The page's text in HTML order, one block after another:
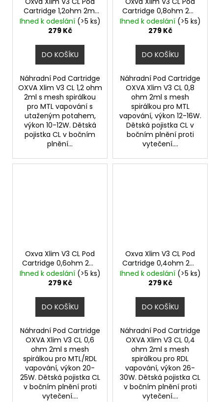
Cartridge 1,2ohm 2ml
3ks
Ihned k odeslání (>5 ks)
279 Kč
DO KOŠÍKU
Náhradní Pod Cartridge
OXVA Xlim V3 CL 1,2 ohm
2ml s mesh spirálkou
pro MTL vapování s
utaženým potahem,
výkon 10-12W. Dětská
pojistka CL v bočním
plnění...
Cartridge 0,8ohm 2ml
3ks
Ihned k odeslání (>5 ks)
279 Kč
DO KOŠÍKU
Náhradní Pod Cartridge
OXVA Xlim V3 CL 0,8
ohm 2ml s mesh
spirálkou pro MTL
vapování, výkon 12-16W.
Dětská pojistka CL v
bočním plnění proti
vytečení....
Oxva Xlim V3 CL Pod
Cartridge 0,6ohm 2ml
3ks
Ihned k odeslání (>5 ks)
279 Kč
DO KOŠÍKU
Náhradní Pod Cartridge
OXVA Xlim V3 CL 0,6
ohm 2ml s mesh
spirálkou pro MTL/RDL
vapování, výkon 20-
25W. Dětská pojistka CL
v bočním plnění proti
vytečení....
Oxva Xlim V3 CL Pod
Cartridge 0,4ohm 2ml
3ks
Ihned k odeslání (>5 ks)
279 Kč
DO KOŠÍKU
Náhradní Pod Cartridge
OXVA Xlim V3 CL 0,4
ohm 2ml s mesh
spirálkou pro RDL
vapování, výkon 26-
30W. Dětská pojistka CL
v bočním plnění proti
vytečení....